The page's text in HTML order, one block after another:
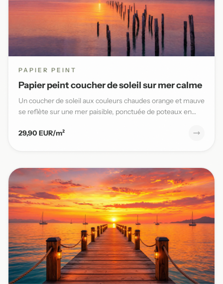
PAPIER PEINT
Papier peint coucher de soleil sur mer calme
Un coucher de soleil aux couleurs chaudes orange et mauve
se reflète sur une mer paisible, ponctuée de poteaux en
29,90 EUR/m²